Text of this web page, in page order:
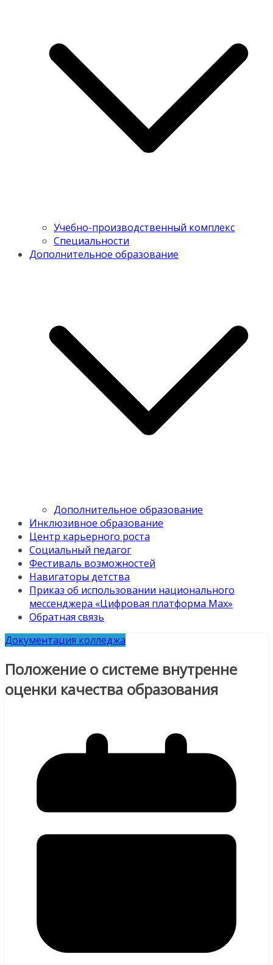
Учебно-производственный комплекс
Специальности
Дополнительное образование
Дополнительное образование
Инклюзивное образование
Центр карьерного роста
Социальный педагог
Фестиваль возможностей
Навигаторы детства
Приказ об использовании национального
мессенджера «Цифровая платформа Мах»
Обратная связь
Документация колледжа
Положение о системе внутренне
оценки качества образования